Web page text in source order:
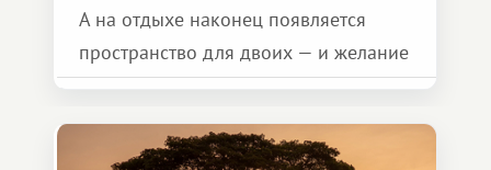
А на отдыхе наконец появляется
пространство для двоих — и желание
сделать для близкого человека что-то
особенное. Не обязательно
масштабное, но тёплое